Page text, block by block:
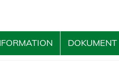
DOKUMENT